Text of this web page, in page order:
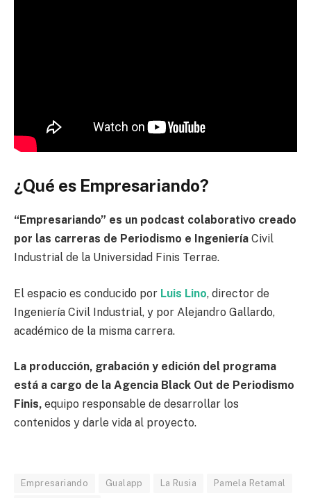
¿Qué es Empresariando?
“Empresariando” es un podcast colaborativo creado
por las carreras de Periodismo e Ingeniería Civil
Industrial de la Universidad Finis Terrae.
El espacio es conducido por Luis Lino, director de
Ingeniería Civil Industrial, y por Alejandro Gallardo,
académico de la misma carrera.
La producción, grabación y edición del programa
está a cargo de la Agencia Black Out de Periodismo
Finis, equipo responsable de desarrollar los
contenidos y darle vida al proyecto.
Empresariando Gualapp La Rusia Pamela Retamal